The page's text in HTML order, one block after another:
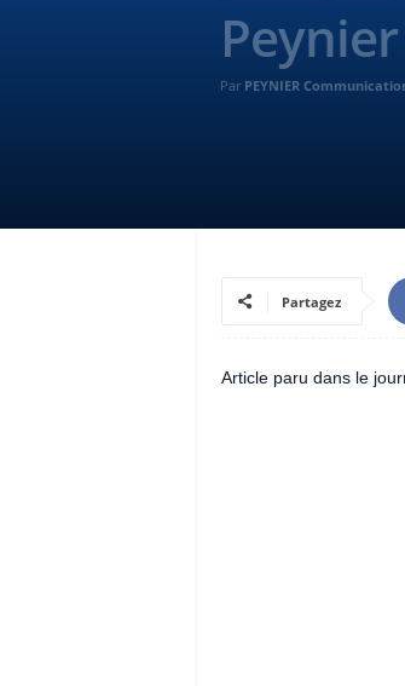
Par PEYNIER
Partagez
Article paru dans le